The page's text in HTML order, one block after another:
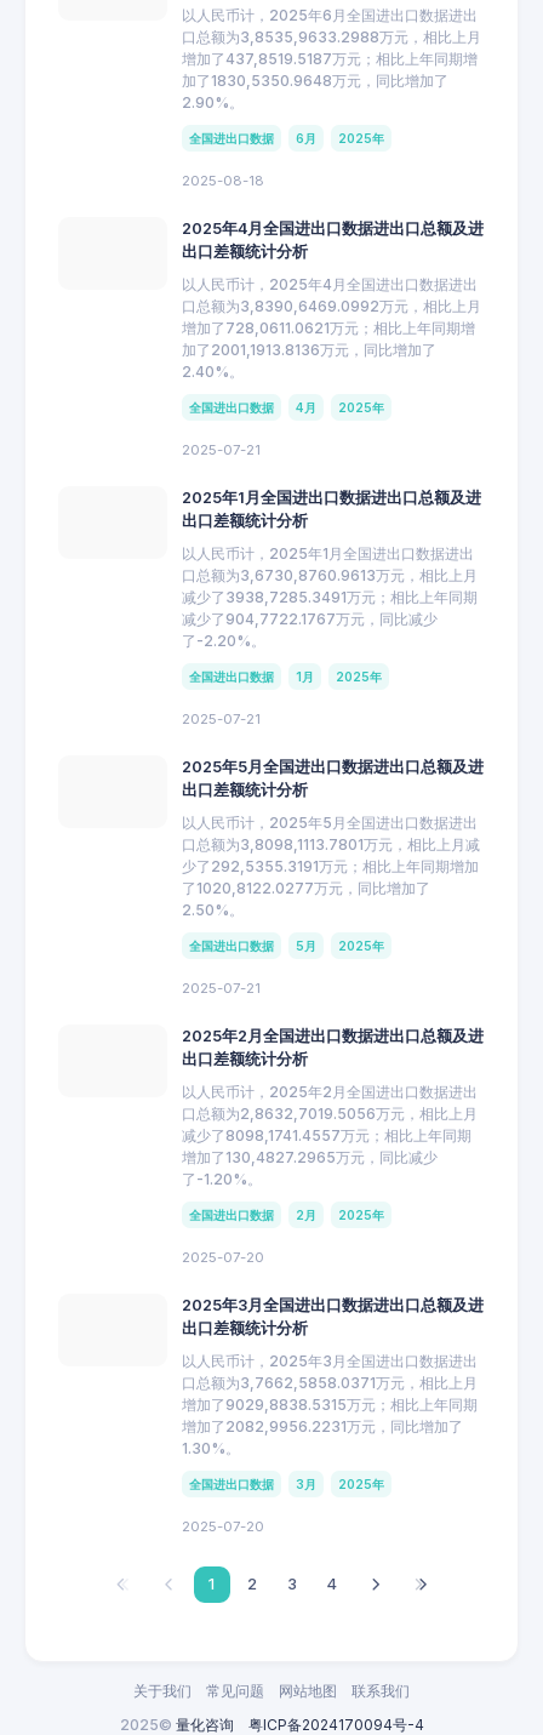
以人民币计，2025年6月全国进出口数据进出
口总额为3,8535,9633.2988万元，相比上月
增加了437,8519.5187万元；相比上年同期增
加了1830,5350.9648万元，同比增加了
2.90%。
全国进出口数据 6月 2025年
2025-08-18
2025年4月全国进出口数据进出口总额及进
出口差额统计分析
以人民币计，2025年4月全国进出口数据进出
口总额为3,8390,6469.0992万元，相比上月
增加了728,0611.0621万元；相比上年同期增
加了2001,1913.8136万元，同比增加了
2.40%。
全国进出口数据 4月 2025年
2025-07-21
2025年1月全国进出口数据进出口总额及进
出口差额统计分析
以人民币计，2025年1月全国进出口数据进出
口总额为3,6730,8760.9613万元，相比上月
减少了3938,7285.3491万元；相比上年同期
减少了904,7722.1767万元，同比减少
了-2.20%。
全国进出口数据 1月 2025年
2025-07-21
2025年5月全国进出口数据进出口总额及进
出口差额统计分析
以人民币计，2025年5月全国进出口数据进出
口总额为3,8098,1113.7801万元，相比上月减
少了292,5355.3191万元；相比上年同期增加
了1020,8122.0277万元，同比增加了
2.50%。
全国进出口数据 5月 2025年
2025-07-21
2025年2月全国进出口数据进出口总额及进
出口差额统计分析
以人民币计，2025年2月全国进出口数据进出
口总额为2,8632,7019.5056万元，相比上月
减少了8098,1741.4557万元；相比上年同期
增加了130,4827.2965万元，同比减少
了-1.20%。
全国进出口数据 2月 2025年
2025-07-20
2025年3月全国进出口数据进出口总额及进
出口差额统计分析
以人民币计，2025年3月全国进出口数据进出
口总额为3,7662,5858.0371万元，相比上月
增加了9029,8838.5315万元；相比上年同期
增加了2082,9956.2231万元，同比增加了
1.30%。
全国进出口数据 3月 2025年
2025-07-20
1 2 3 4
2025© 量化咨询 粤ICP备2024170094号-4
关于我们 常见问题 网站地图 联系我们